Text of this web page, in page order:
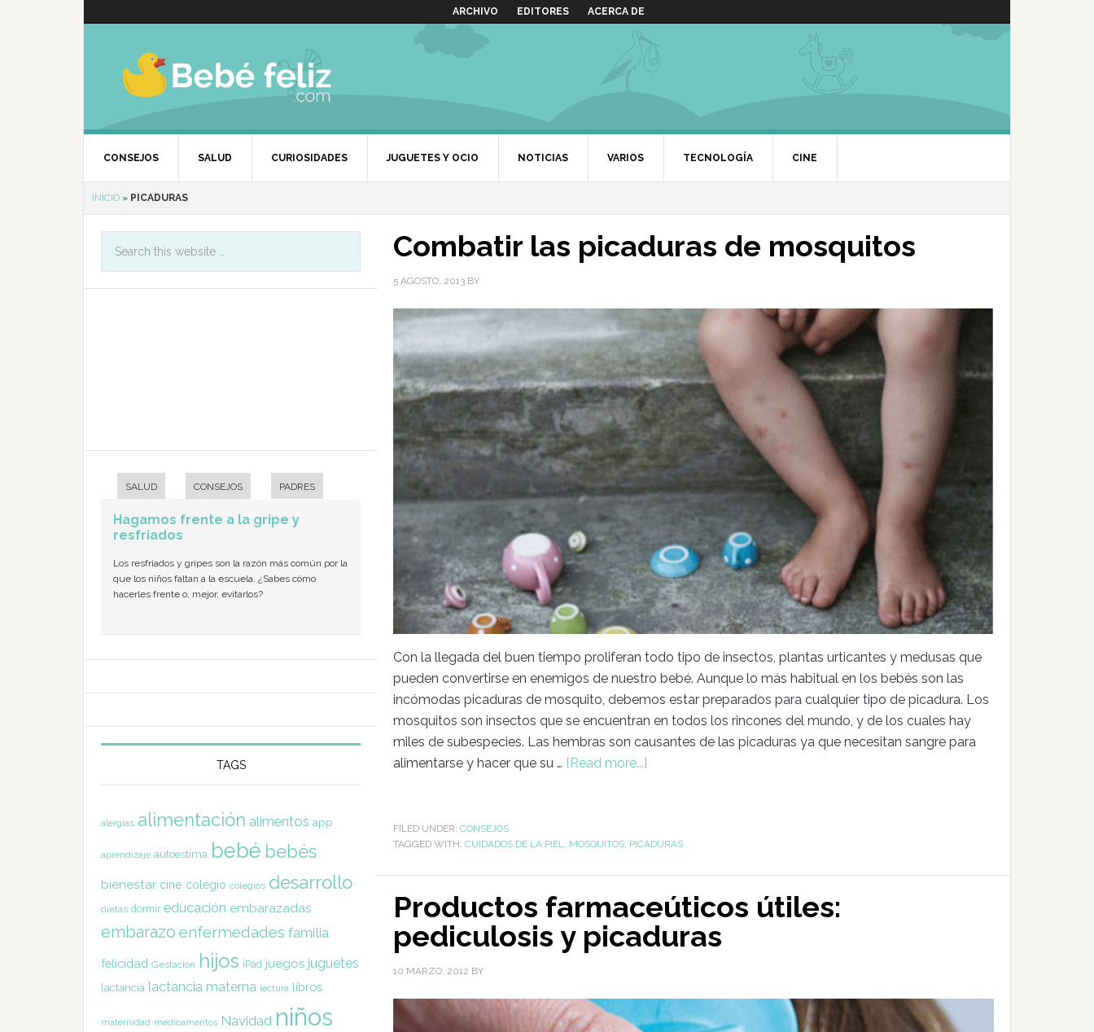
ARCHIVO EDITORES ACERCA DE
CONSEJOS SALUD CURIOSIDADES JUGUETES Y OCIO NOTICIAS VARIOS TECNOLOGÍA CINE
INICIO » PICADURAS
Combatir las picaduras de mosquitos
5 AGOSTO, 2013 BY
Con la llegada del buen tiempo proliferan todo tipo de insectos, plantas urticantes y medusas que
pueden convertirse en enemigos de nuestro bebé. Aunque lo más habitual en los bebés son las
incómodas picaduras de mosquito, debemos estar preparados para cualquier tipo de picadura. Los
mosquitos son insectos que se encuentran en todos los rincones del mundo, y de los cuales hay
miles de subespecies. Las hembras son causantes de las picaduras ya que necesitan sangre para
alimentarse y hacer que su … [Read more...]
FILED UNDER: CONSEJOS
TAGGED WITH: CUIDADOS DE LA PIEL MOSQUITOS PICADURAS
Productos farmaceúticos útiles:
pediculosis y picaduras
10 MARZO, 2012 BY
SALUD CONSEJOS PADRES
Hagamos frente a la gripe y
resfriados
Los resfriados y gripes son la razón más común por la
que los niños faltan a la escuela. ¿Sabes cómo
hacerles frente o, mejor, evitarlos?
TAGS
alergias alimentación alimentos app
aprendizaje autoestima bebé bebés
bienestar cine colegio colegios desarrollo
dietas dormir educación embarazadas
embarazo enfermedades familia
felicidad Gestación hijos iPad juegos juguetes
lactancia lactancia materna lectura libros
maternidad medicamentos Navidad niños